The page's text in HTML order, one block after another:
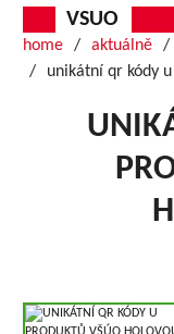
VSUO
home aktuálně
unikátní qr kódy